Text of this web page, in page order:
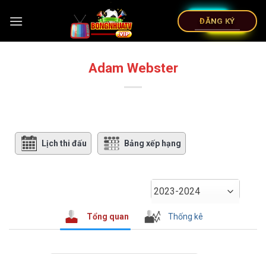
ĐĂNG KÝ
Adam Webster
Lịch thi đấu Bảng xếp hạng
2023-2024
Tổng quan Thống kê